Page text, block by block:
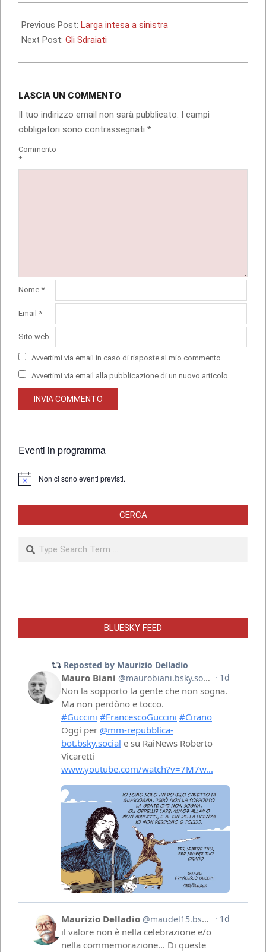
09-
10
Previous Post: Larga intesa a sinistra
Next Post: Gli Sdraiati
LASCIA UN COMMENTO
Il tuo indirizzo email non sarà pubblicato. I campi
obbligatori sono contrassegnati *
Commento
*
Nome *
Email *
Sito web
Avvertimi via email in caso di risposte al mio commento.
Avvertimi via email alla pubblicazione di un nuovo articolo.
Eventi in programma
Notice Non ci sono eventi previsti.
CERCA
Search
BLUESKY FEED